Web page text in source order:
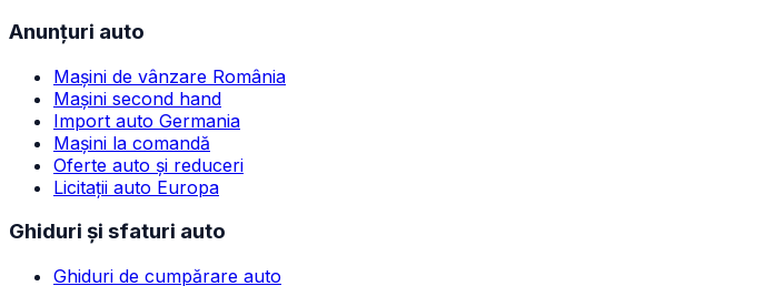
Anunțuri auto
Mașini de vânzare România
Mașini second hand
Import auto Germania
Mașini la comandă
Oferte auto și reduceri
Licitații auto Europa
Ghiduri și sfaturi auto
Ghiduri de cumpărare auto